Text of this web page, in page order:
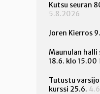
Kutsu seuran
5.8.2026
Joren Kierros
Maunulan halli
18.6. klo 15.00
Tutustu
kurssi 25.6.